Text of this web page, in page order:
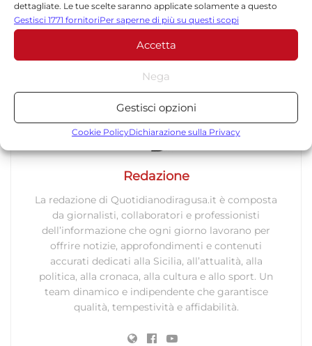
dettagliate. Le tue scelte saranno applicate solamente a questo
sito. È possibile modificare le impostazioni in qualsiasi momento,
compreso il ritiro del consenso, utilizzando i pulsanti della Cookie
Policy o cliccando sul pulsante di gestione del consenso nella parte
inferiore dello schermo.
Statistiche
Archiviare informazioni su dispositivo e/o accedervi, Misurare le
prestazioni degli annunci, Misurare le prestazioni dei contenuti,
combinazione di dati provenienti da fonti diverse.
Marketing
Archiviare informazioni su dispositivo e/o accedervi, Utilizzare
dati limitati per la selezione della pubblicità, Creare profili per la
pubblicità personalizzata, Utilizzare profili per la selezione di
pubblicità personalizzata, Creare profili per la personalizzazione
dei contenuti, Utilizzare profili per la selezione di contenuti
personalizzati, Sviluppare e migliorare i servizi, Utilizzare dati
limitati per la selezione dei contenuti.
Gestisci 1771 fornitoriPer saperne di più su questi scopi
Accetta
Nega
Gestisci opzioni
Cookie PolicyDichiarazione sulla Privacy
TORNA IN POLITICA
TORNA IN RAGUSA
Redazione
La redazione di Quotidianodiragusa.it è composta
da giornalisti, collaboratori e professionisti
dell’informazione che ogni giorno lavorano per
offrire notizie, approfondimenti e contenuti
accurati dedicati alla Sicilia, all’attualità, alla
politica, alla cronaca, alla cultura e allo sport. Un
team dinamico e indipendente che garantisce
qualità, tempestività e affidabilità.